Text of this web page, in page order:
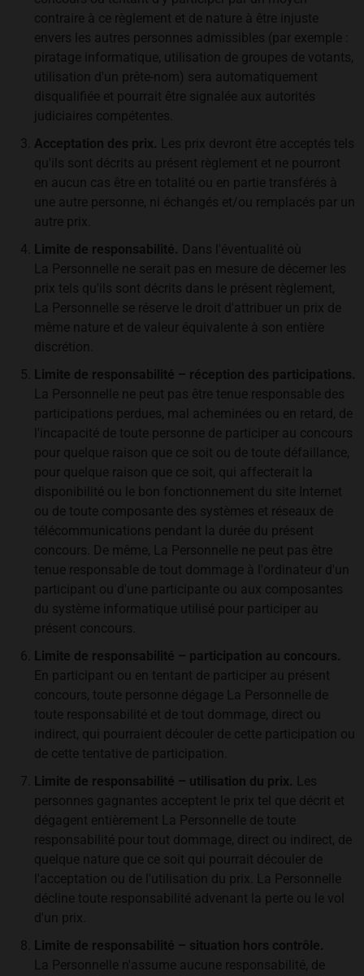
contraire à ce règlement et de nature à être injuste
envers les autres personnes admissibles (par exemple :
piratage informatique, utilisation de groupes de votants,
utilisation d'un prête-nom) sera automatiquement
disqualifiée et pourrait être signalée aux autorités
judiciaires compétentes.
Acceptation des prix. Les prix devront être acceptés tels
qu'ils sont décrits au présent règlement et ne pourront
en aucun cas être en totalité ou en partie transférés à
une autre personne, ni échangés et/ou remplacés par un
autre prix.
Limite de responsabilité. Dans l'éventualité où
La Personnelle ne serait pas en mesure de décerner les
prix tels qu'ils sont décrits dans le présent règlement,
La Personnelle se réserve le droit d'attribuer un prix de
même nature et de valeur équivalente à son entière
discrétion.
Limite de responsabilité – réception des participations.
La Personnelle ne peut pas être tenue responsable des
participations perdues, mal acheminées ou en retard, de
l'incapacité de toute personne de participer au concours
pour quelque raison que ce soit ou de toute défaillance,
pour quelque raison que ce soit, qui affecterait la
disponibilité ou le bon fonctionnement du site Internet
ou de toute composante des systèmes et réseaux de
télécommunications pendant la durée du présent
concours. De même, La Personnelle ne peut pas être
tenue responsable de tout dommage à l'ordinateur d'un
participant ou d'une participante ou aux composantes
du système informatique utilisé pour participer au
présent concours.
Limite de responsabilité – participation au concours.
En participant ou en tentant de participer au présent
concours, toute personne dégage La Personnelle de
toute responsabilité et de tout dommage, direct ou
indirect, qui pourraient découler de cette participation ou
de cette tentative de participation.
Limite de responsabilité – utilisation du prix. Les
personnes gagnantes acceptent le prix tel que décrit et
dégagent entièrement La Personnelle de toute
responsabilité pour tout dommage, direct ou indirect, de
quelque nature que ce soit qui pourrait découler de
l'acceptation ou de l'utilisation du prix. La Personnelle
décline toute responsabilité advenant la perte ou le vol
d'un prix.
Limite de responsabilité – situation hors contrôle.
La Personnelle n'assume aucune responsabilité, de